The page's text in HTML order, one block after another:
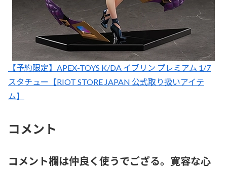
【予約限定】APEX-TOYS K/DA イブリン プレミアム 1/7
スタチュー【RIOT STORE JAPAN 公式取り扱いアイテ
ム】
コメント
コメント欄は仲良く使うでござる。寛容な心